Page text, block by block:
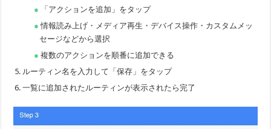
「アクションを追加」をタップ
情報読み上げ・メディア再生・デバイス操作・カスタムメッ
セージなどから選択
複数のアクションを順番に追加できる
ルーティン名を入力して「保存」をタップ
一覧に追加されたルーティンが表示されたら完了